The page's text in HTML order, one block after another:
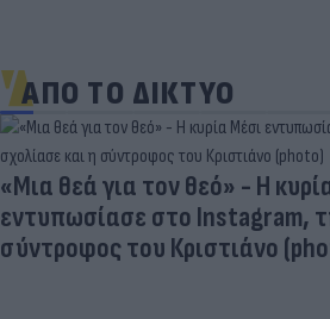
ΑΠΟ ΤΟ ΔΙΚΤΥΟ
«Μια θεά για τον θεό» - Η
εντυπωσίασε στο Instagram,
σύντροφος του Κριστιάνο